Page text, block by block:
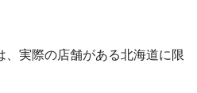
、実際の店舗がある北海道に限